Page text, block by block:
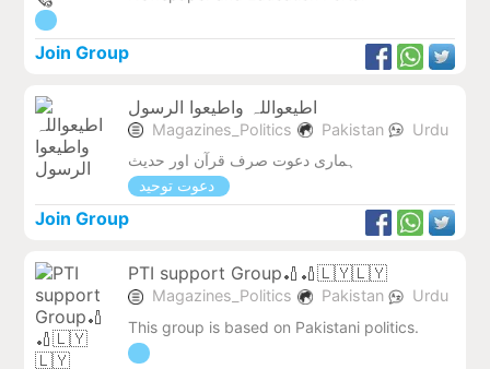
Join Group
اطیعواللہ واطیعوا الرسول
Magazines_Politics Pakistan
Urdu
ہماری دعوت صرف قرآن اور حدیث
Join Group
PTI support Group🏏🏏🇱🇾🇱🇾
Magazines_Politics Pakistan
Urdu
This group is based on Pakistani politics.